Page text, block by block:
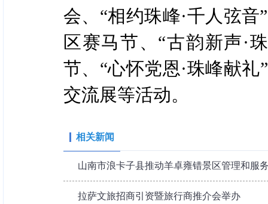
会、“相约珠峰·千人弦
区赛马节、“古韵新声·
节、“心怀党恩·珠峰献
交流展等活动。
相关新闻
山南市浪卡子县推动羊卓雍错景区管理和服
拉萨文旅招商引资暨旅行商推介会举办